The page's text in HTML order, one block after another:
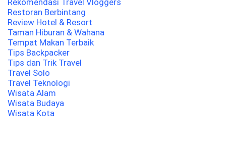
Rekomendasi Travel Vloggers
Restoran Berbintang
Review Hotel & Resort
Taman Hiburan & Wahana
Tempat Makan Terbaik
Tips Backpacker
Tips dan Trik Travel
Travel Solo
Travel Teknologi
Wisata Alam
Wisata Budaya
Wisata Kota